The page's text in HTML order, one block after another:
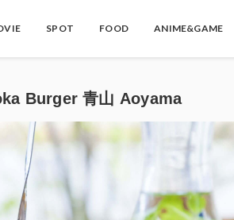
SPOT FOOD ANIME&GAME
Burger 青山 Aoyama